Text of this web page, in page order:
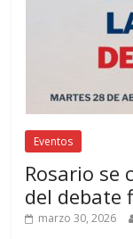
Eventos
Rosario se
del debate
marzo 30, 2026